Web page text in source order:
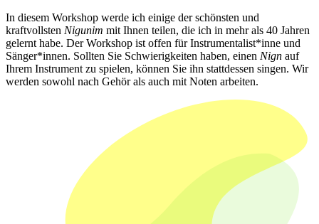
In diesem Workshop werde ich einige der schönsten und
kraftvollsten Nigunim mit Ihnen teilen, die ich in mehr als 40 Jahren
gelernt habe. Der Workshop ist offen für Instrumentalist*inne und
Sänger*innen. Sollten Sie Schwierigkeiten haben, einen Nign auf
Ihrem Instrument zu spielen, können Sie ihn stattdessen singen. Wir
werden sowohl nach Gehör als auch mit Noten arbeiten.